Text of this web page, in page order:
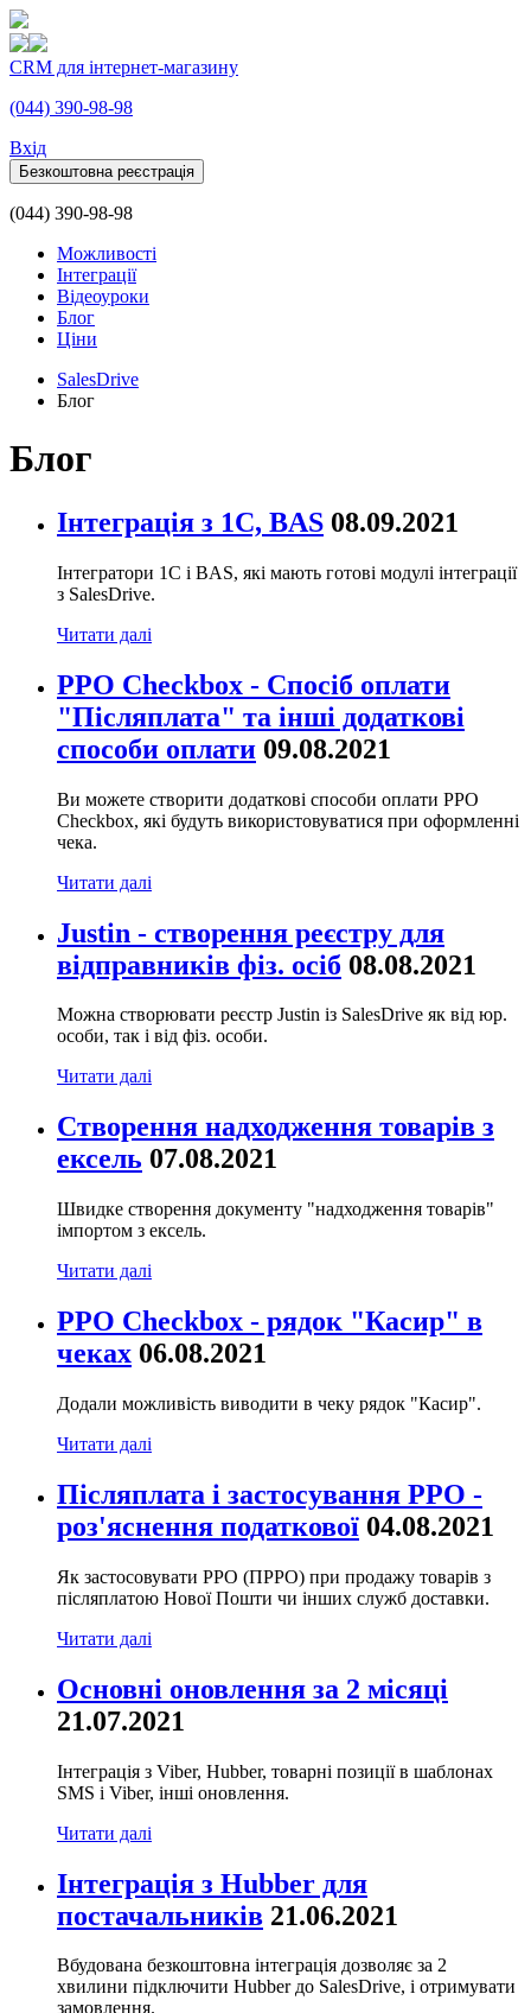
CRM для інтернет-магазину
(044) 390-98-98
Вхiд
Безкоштовна реєстрація
(044) 390-98-98
Можливості
Інтеграції
Відеоуроки
Блог
Ціни
SalesDrive
Блог
Блог
Інтеграція з 1С, BAS 08.09.2021
Інтегратори 1С і BAS, які мають готові модулі інтеграції
з SalesDrive.
Читати далі
РРО Checkbox - Спосіб оплати
"Післяплата" та інші додаткові
способи оплати 09.08.2021
Ви можете створити додаткові способи оплати РРО
Checkbox, які будуть використовуватися при оформленні
чека.
Читати далі
Justin - створення реєстру для
відправників фіз. осіб 08.08.2021
Можна створювати реєстр Justin із SalesDrive як від юр.
особи, так і від фіз. особи.
Читати далі
Створення надходження товарів з
ексель 07.08.2021
Швидке створення документу "надходження товарів"
імпортом з ексель.
Читати далі
РРО Checkbox - рядок "Касир" в
чеках 06.08.2021
Додали можливість виводити в чеку рядок "Касир".
Читати далі
Післяплата і застосування РРО -
роз'яснення податкової 04.08.2021
Як застосовувати РРО (ПРРО) при продажу товарів з
післяплатою Нової Пошти чи інших служб доставки.
Читати далі
Основні оновлення за 2 місяці
21.07.2021
Інтеграція з Viber, Hubber, товарні позиції в шаблонах
SMS і Viber, інші оновлення.
Читати далі
Інтеграція з Hubber для
постачальників 21.06.2021
Вбудована безкоштовна інтеграція дозволяє за 2
хвилини підключити Hubber до SalesDrive, і отримувати
замовлення.